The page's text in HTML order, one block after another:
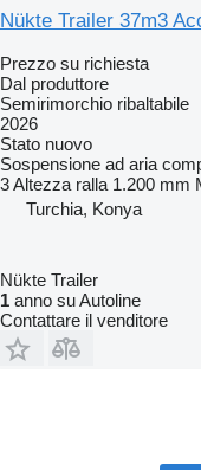
Nükte Trailer 37m3
Prezzo su richiesta
Dal produttore
Semirimorchio ribaltabile
2026
Stato nuovo
Sospensione ad aria
3Altezza ralla 1.200 mm
Turchia, Konya
Nükte Trailer
1 anno su Autoline
Contattare il venditore